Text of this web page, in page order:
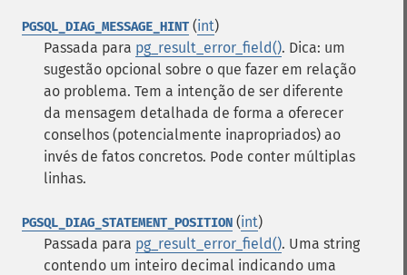
PGSQL_DIAG_MESSAGE_HINT (int)
Passada para pg_result_error_field(). Dica: um
sugestão opcional sobre o que fazer em relação
ao problema. Tem a intenção de ser diferente
da mensagem detalhada de forma a oferecer
conselhos (potencialmente inapropriados) ao
invés de fatos concretos. Pode conter múltiplas
linhas.
PGSQL_DIAG_STATEMENT_POSITION (int)
Passada para pg_result_error_field(). Uma string
contendo um inteiro decimal indicando uma